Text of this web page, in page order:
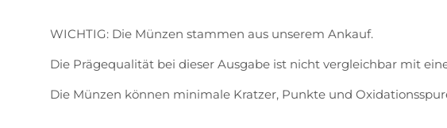
WICHTIG: Die Münzen stammen aus unserem Ankauf.
Die Prägequalität bei dieser Ausgabe ist nicht vergleichbar mit
Die Münzen können minimale Kratzer, Punkte und